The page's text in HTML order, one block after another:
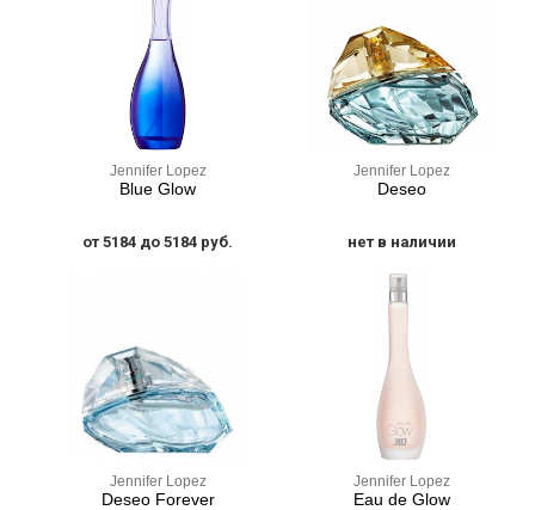
Jennifer Lopez
Blue Glow
от 5184 до 5184 руб.
Jennifer Lopez
Deseo
нет в наличии
Jennifer Lopez
Deseo Forever
Jennifer Lopez
Eau de Glow